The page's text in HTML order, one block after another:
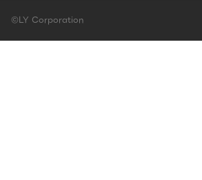
©LY Corporation
終了しました | LINE占い